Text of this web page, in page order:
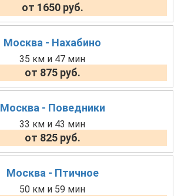
от 1650 руб.
Москва - Нахабино
35 км и 47 мин
от 875 руб.
Москва - Поведники
33 км и 43 мин
от 825 руб.
Москва - Птичное
50 км и 59 мин